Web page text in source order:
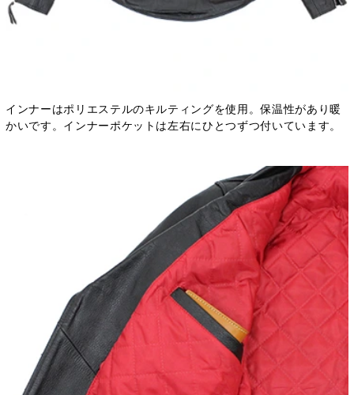
インナーはポリエステルのキルティングを使用。保温性があり暖
かいです。インナーポケットは左右にひとつずつ付いています。